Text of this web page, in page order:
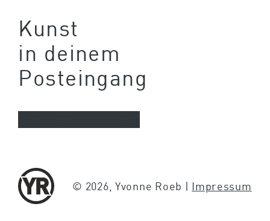
Kunst
in deinem
Posteingang
© 2026, Yvonne Roeb | Impressum